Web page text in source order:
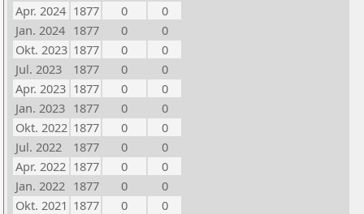
Apr. 2024 1877 0
0
Jan. 2024 1877 0
0
Okt. 2023 1877 0
0
Jul. 2023
1877 0
0
Apr. 2023 1877 0
0
Jan. 2023 1877 0
0
Okt. 2022 1877 0
0
Jul. 2022
1877 0
0
Apr. 2022 1877 0
0
Jan. 2022 1877 0
0
Okt. 2021 1877 0
0